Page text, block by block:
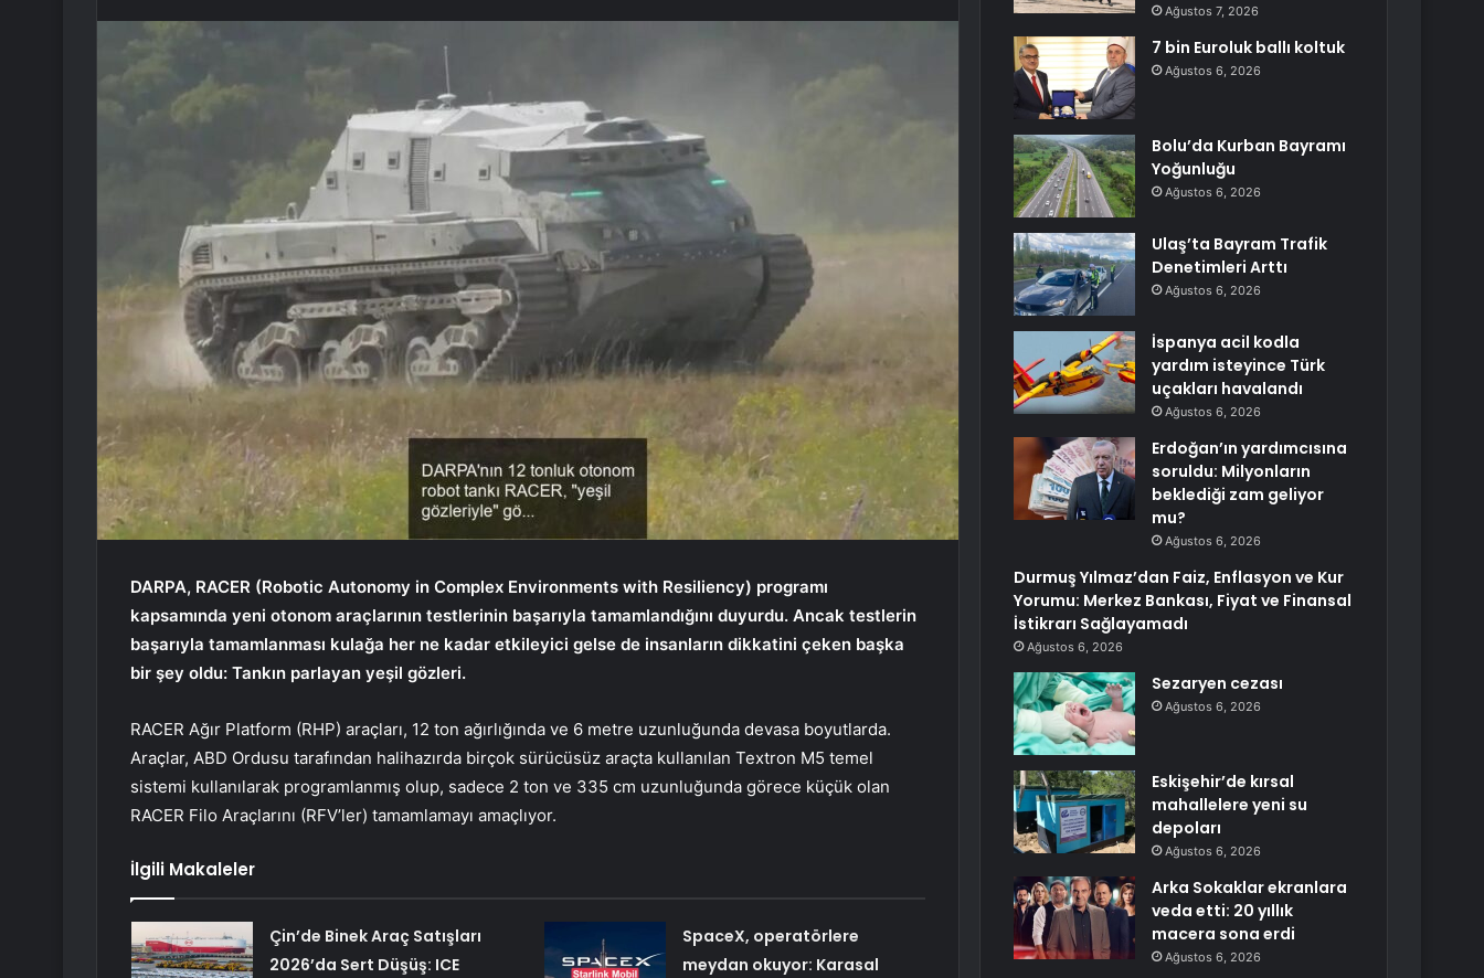
DARPA, RACER (Robotic Autonomy in Complex Environments with Resiliency) programı
kapsamında yeni otonom araçlarının testlerinin başarıyla tamamlandığını duyurdu. Ancak testlerin
başarıyla tamamlanması kulağa her ne kadar etkileyici gelse de insanların dikkatini çeken başka
bir şey oldu: Tankın parlayan yeşil gözleri.
RACER Ağır Platform (RHP) araçları, 12 ton ağırlığında ve 6 metre uzunluğunda devasa boyutlarda.
Araçlar, ABD Ordusu tarafından halihazırda birçok sürücüsüz araçta kullanılan Textron M5 temel
sistemi kullanılarak programlanmış olup, sadece 2 ton ve 335 cm uzunluğunda görece küçük olan
RACER Filo Araçlarını (RFV’ler) tamamlamayı amaçlıyor.
İlgili Makaleler
Çin’de Binek Araç Satışları
2026’da Sert Düşüş: ICE
SpaceX, operatörlere
meydan okuyor: Karasal
Ağustos 7, 2026
7 bin Euroluk ballı koltuk
Ağustos 6, 2026
Bolu’da Kurban Bayramı
Yoğunluğu
Ağustos 6, 2026
Ulaş’ta Bayram Trafik
Denetimleri Arttı
Ağustos 6, 2026
İspanya acil kodla
yardım isteyince Türk
uçakları havalandı
Ağustos 6, 2026
Erdoğan’ın yardımcısına
soruldu: Milyonların
beklediği zam geliyor
mu?
Ağustos 6, 2026
Durmuş Yılmaz’dan Faiz, Enflasyon ve Kur
Yorumu: Merkez Bankası, Fiyat ve Finansal
İstikrarı Sağlayamadı
Ağustos 6, 2026
Sezaryen cezası
Ağustos 6, 2026
Eskişehir’de kırsal
mahallelere yeni su
depoları
Ağustos 6, 2026
Arka Sokaklar ekranlara
veda etti: 20 yıllık
macera sona erdi
Ağustos 6, 2026